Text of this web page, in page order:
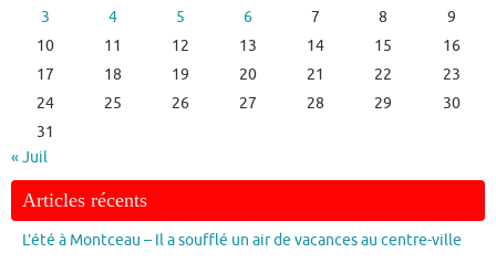
3
4 5 6 7 8
9
10
11 12 13 14 15
16
17
18 19 20 21 22
23
24
25 26 27 28 29
30
31
« Juil
Articles récents
L’été à Montceau – Il a soufflé un air de vacances au centre-ville